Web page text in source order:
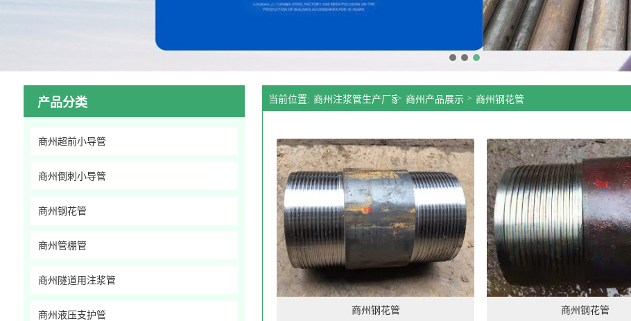
产品分类
商州超前小导管
商州倒刺小导管
商州钢花管
商州管棚管
商州隧道用注浆管
商州液压支护管
当前位置: 商州注浆管生产厂家公司
> 商州产品展示 > 商州钢花管
商州钢花管 商州钢花管